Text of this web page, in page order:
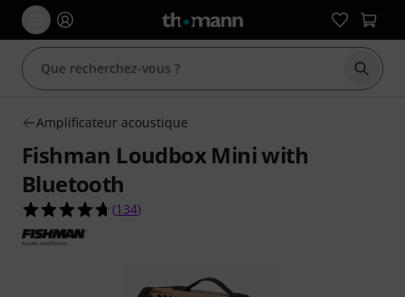
Amplificateur acoustique
Fishman Loudbox Mini with
Bluetooth
4.7 étoiles sur 5 d'après 134 évaluations clients
(134)